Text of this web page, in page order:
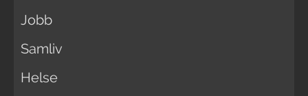
Jobb
Samliv
Helse